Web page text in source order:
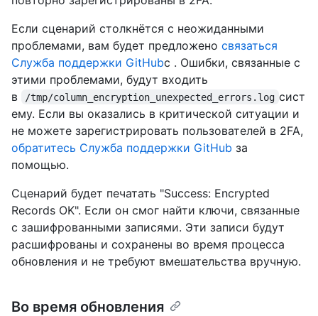
Если сценарий столкнётся с неожиданными
проблемами, вам будет предложено связаться
Служба поддержки GitHubс . Ошибки, связанные с
этими проблемами, будут входить
в
/tmp/column_encryption_unexpected_errors.log сист
ему. Если вы оказались в критической ситуации и
не можете зарегистрировать пользователей в 2FA,
обратитесь Служба поддержки GitHub за
помощью.
Сценарий будет печатать "Success: Encrypted
Records OK". Если он смог найти ключи, связанные
с зашифрованными записями. Эти записи будут
расшифрованы и сохранены во время процесса
обновления и не требуют вмешательства вручную.
Во время обновления